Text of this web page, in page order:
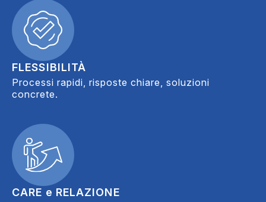
FLESSIBILITÀ
Processi rapidi, risposte chiare, soluzioni
concrete.
CARE e RELAZIONE